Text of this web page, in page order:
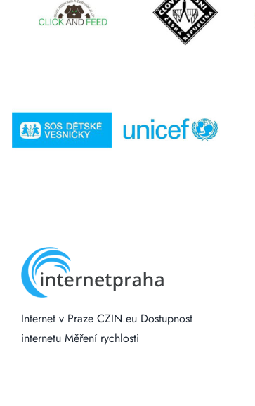
Internet v Praze CZIN.eu Dostupnost
internetu Měření rychlosti